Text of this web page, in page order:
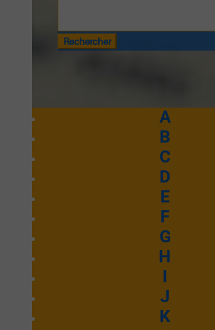
A
B
C
D
E
F
G
H
I
J
K
Je
Emmanuel
Ecouter et